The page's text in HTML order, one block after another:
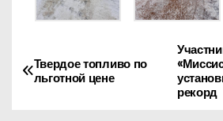
Н
а
рекорд
Твердое топливо по
льготной цене